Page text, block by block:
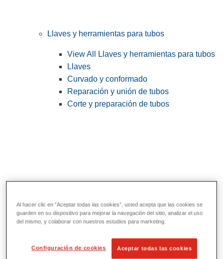
Llaves y herramientas para tubos
View All Llaves y herramientas para tubos
Llaves
Curvado y conformado
Reparación y unión de tubos
Corte y preparación de tubos
Herramientas de servicios públicos y de
View All Herramientas de servicios
Al hacer clic en “Aceptar todas las cookies”, usted acepta que las cookies se
guarden en su dispositivo para mejorar la navegación del sitio, analizar el uso
del mismo, y colaborar con nuestros estudios para marketing.
Configuración de cookies Aceptar todas las cookies